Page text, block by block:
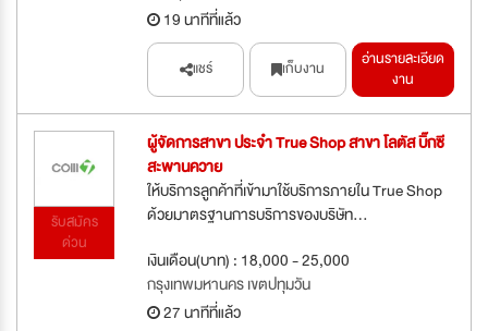
19 นาทีที่แล้ว
แชร์ เก็บงาน
อ่านรายละเอียด
งาน
รับสมัคร
ด่วน
ผู้จัดการสาขา ประจำ True Shop สาขา โลตัส บิ๊กซี
สะพานควาย
ให้บริการลูกค้าที่เข้ามาใช้บริการภายใน True Shop
ด้วยมาตรฐานการบริการของบริษัท...
เงินเดือน(บาท) : 18,000 - 25,000
กรุงเทพมหานคร เขตปทุมวัน
27 นาทีที่แล้ว